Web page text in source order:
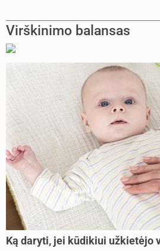
Virškinimo balansas
Ką daryti, jei kūdikiui užkietėjo